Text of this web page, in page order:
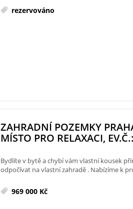
rezervováno
ZAHRADNÍ POZEMKY
MÍSTO PRO RELAXACI,
Bydlíte v bytě a chybí vám vlastní kousek
odpočívat na vlastní zahradě . Nabízíme k
969 000 Kč